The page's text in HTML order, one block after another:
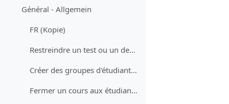
Général - Allgemein
FR (Kopie)
Restreindre un test ou un devoir à un groupe d'étudiant·es
Créer des groupes d'étudiant·es
Fermer un cours aux étudiant·es